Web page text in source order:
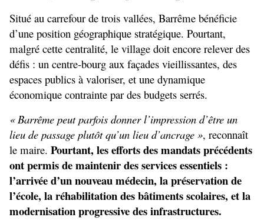
Situé au carrefour de trois vallées, Barrême bénéficie
d’une position géographique stratégique. Pourtant,
malgré cette centralité, le village doit encore relever des
défis : un centre-bourg aux façades vieillissantes, des
espaces publics à valoriser, et une dynamique
économique contrainte par des budgets serrés.
« Barrême peut parfois donner l’impression d’être un
lieu de passage plutôt qu’un lieu d’ancrage », reconnaît
le maire. Pourtant, les efforts des mandats précédents
ont permis de maintenir des services essentiels :
l’arrivée d’un nouveau médecin, la préservation de
l’école, la réhabilitation des bâtiments scolaires, et la
modernisation progressive des infrastructures.